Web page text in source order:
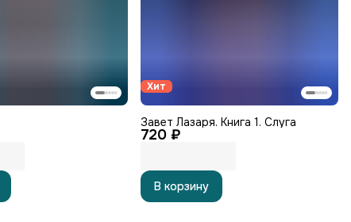
Хит
720 ₽
Завет Лазаря. Книга 1. Слуга
В корзину